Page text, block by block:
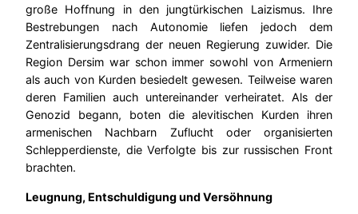
große Hoffnung in den jungtürkischen Laizismus. Ihre
Bestrebungen nach Autonomie liefen jedoch dem
Zentralisierungsdrang der neuen Regierung zuwider. Die
Region Dersim war schon immer sowohl von Armeniern
als auch von Kurden besiedelt gewesen. Teilweise waren
deren Familien auch untereinander verheiratet. Als der
Genozid begann, boten die alevitischen Kurden ihren
armenischen Nachbarn Zuflucht oder organisierten
Schlepperdienste, die Verfolgte bis zur russischen Front
brachten.
Leugnung, Entschuldigung und Versöhnung